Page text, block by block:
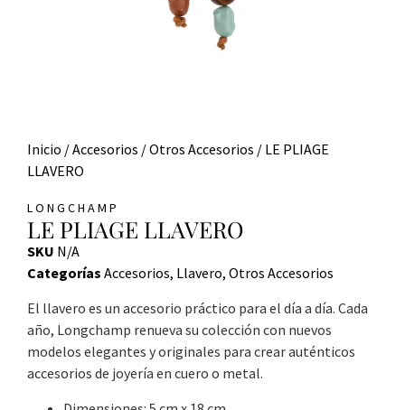
Inicio /Accesorios /Otros Accesorios / LE PLIAGE
LLAVERO
LONGCHAMP
LE PLIAGE LLAVERO
SKU N/A
Categorías Accesorios, Llavero, Otros Accesorios
El llavero es un accesorio práctico para el día a día. Cada
año, Longchamp renueva su colección con nuevos
modelos elegantes y originales para crear auténticos
accesorios de joyería en cuero o metal.